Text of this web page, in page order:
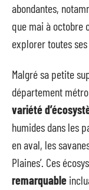
abondantes,
que mai à octobre
explorer toutes
Malgré sa petite
département
variété
humides dans les
en aval, les
Plaines’. Ces
remarquable